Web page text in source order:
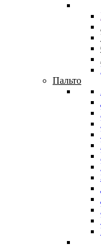
Пальто